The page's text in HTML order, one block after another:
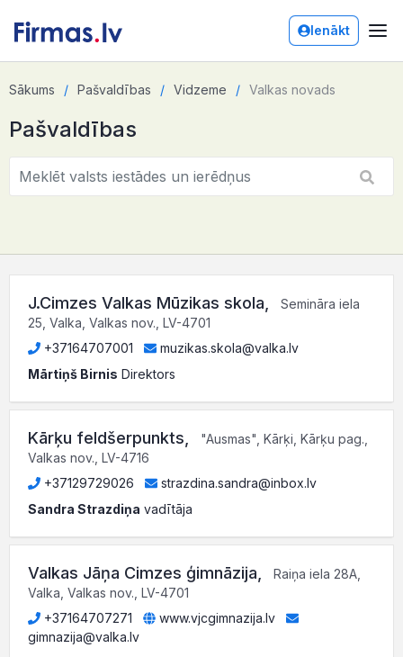
Ienākt
Sākums Pašvaldības Vidzeme Valkas novads
Pašvaldības
J.Cimzes Valkas Mūzikas skola
Semināra iela
25, Valka, Valkas nov., LV-4701
+37164707001
muzikas.skola@valka.lv
Mārtiņš Birnis Direktors
Kārķu feldšerpunkts
"Ausmas", Kārķi, Kārķu pag.,
Valkas nov., LV-4716
+37129729026
strazdina.sandra@inbox.lv
Sandra Strazdiņa vadītāja
Valkas Jāņa Cimzes ģimnāzija
Raiņa iela 28A,
Valka, Valkas nov., LV-4701
+37164707271
www.vjcgimnazija.lv
gimnazija@valka.lv